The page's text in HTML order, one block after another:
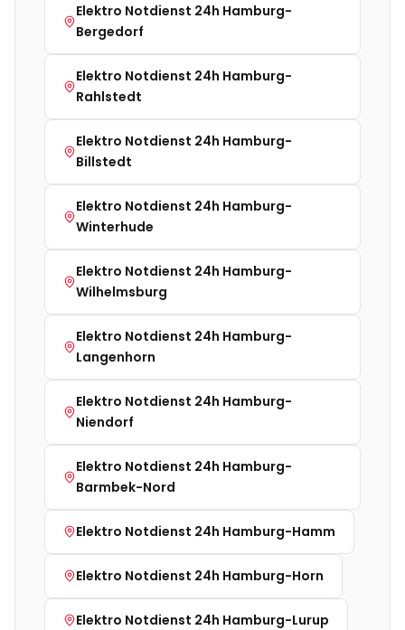
Elektro Notdienst 24h Hamburg-
Bergedorf
Elektro Notdienst 24h Hamburg-
Rahlstedt
Elektro Notdienst 24h Hamburg-
Billstedt
Elektro Notdienst 24h Hamburg-
Winterhude
Elektro Notdienst 24h Hamburg-
Wilhelmsburg
Elektro Notdienst 24h Hamburg-
Langenhorn
Elektro Notdienst 24h Hamburg-
Niendorf
Elektro Notdienst 24h Hamburg-
Barmbek-Nord
Elektro Notdienst 24h Hamburg-Hamm
Elektro Notdienst 24h Hamburg-Horn
Elektro Notdienst 24h Hamburg-Lurup